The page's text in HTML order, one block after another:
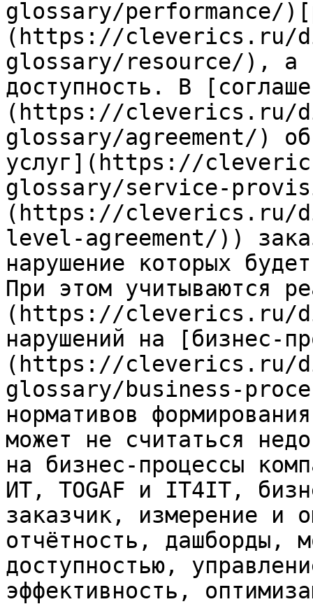
glossary/performance/
(https://cleverics.ru/
glossary/resource/), а
доступность. В
(https://cleverics.ru/
glossary/agreement/) об
услуг](https://
glossary/service-
(https://cleverics.ru/
level-agreement/))
нарушение которых
При этом учитываются
(https://cleverics.ru/
нарушений на [бизнес-
(https://cleverics.ru/
glossary/business-
нормативов
может не считаться
на бизнес-процессы
ИТ, TOGAF и IT4IT,
заказчик, измерение и
отчётность, дашборды,
доступностью,
эффективность,